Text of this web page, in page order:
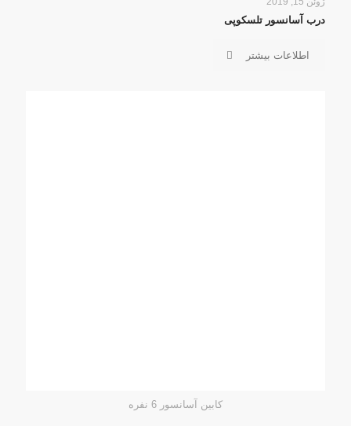
درب آسانسور تلسکوپی
اطلاعات بیشتر
کابین آسانسور 6 نفره